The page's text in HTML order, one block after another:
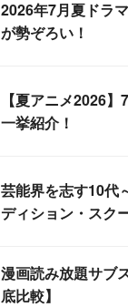
2026年7月夏ドラ
が勢ぞろい！
【夏アニメ2026
一挙紹介！
芸能界を志す10
ディション・スク
漫画読み放題サブ
底比較】